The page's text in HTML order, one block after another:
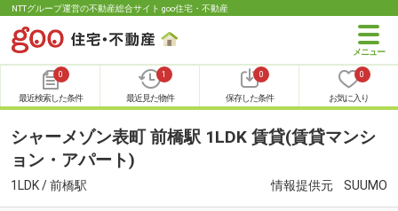
NTTグループ運営の不動産総合サイト goo住宅・不動産
0
最近検索した条件
1
最近見た物件
0
保存した条件
0
お気に入り
シャーメゾン表町 前橋駅 1LDK 賃貸(賃貸マンシ
ョン・アパート)
1LDK / 前橋駅 情報提供元 SUUMO